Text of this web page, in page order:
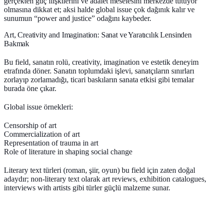
olmasına dikkat et; aksi halde global issue çok dağınık kalır ve
sunumun “power and justice” odağını kaybeder.
Art, Creativity and Imagination: Sanat ve Yaratıcılık Lensinden
Bakmak
Bu field, sanatın rolü, creativity, imagination ve estetik deneyim
etrafında döner. Sanatın toplumdaki işlevi, sanatçıların sınırları
zorlayıp zorlamadığı, ticari baskıların sanata etkisi gibi temalar
burada öne çıkar.
Global issue örnekleri:
Censorship of art
Commercialization of art
Representation of trauma in art
Role of literature in shaping social change
Literary text türleri (roman, şiir, oyun) bu field için zaten doğal
adaydır; non-literary text olarak art reviews, exhibition catalogues,
interviews with artists gibi türler güçlü malzeme sunar.